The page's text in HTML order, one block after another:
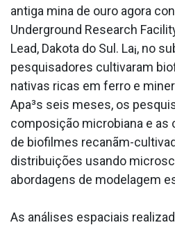
antiga mina de ouro agora
Underground Research
Lead, Dakota do Sul. La¡, no
pesquisadores cultivaram
nativas ricas em ferro e
Apa³s seis meses, os
composição microbiana e
de biofilmes recanãm-
distribuições usando
abordagens de modelagem
As análises espaciais